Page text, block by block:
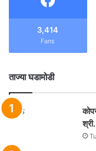
3,414
Fans
ताज्या घडामोडी